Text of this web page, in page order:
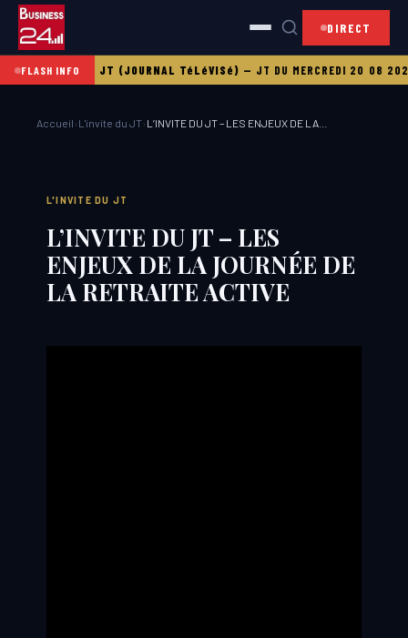
DIRECT
FLASH INFO
21 08 2025LE JT (JOURNAL TéLéVISé)—JT DU MERCREDI 20 08 2025
Accueil › L'invite du JT› L’INVITE DU JT – LES ENJEUX DE LA…
L'INVITE DU JT
L’INVITE DU JT – LES
ENJEUX DE LA JOURNÉE DE
LA RETRAITE ACTIVE